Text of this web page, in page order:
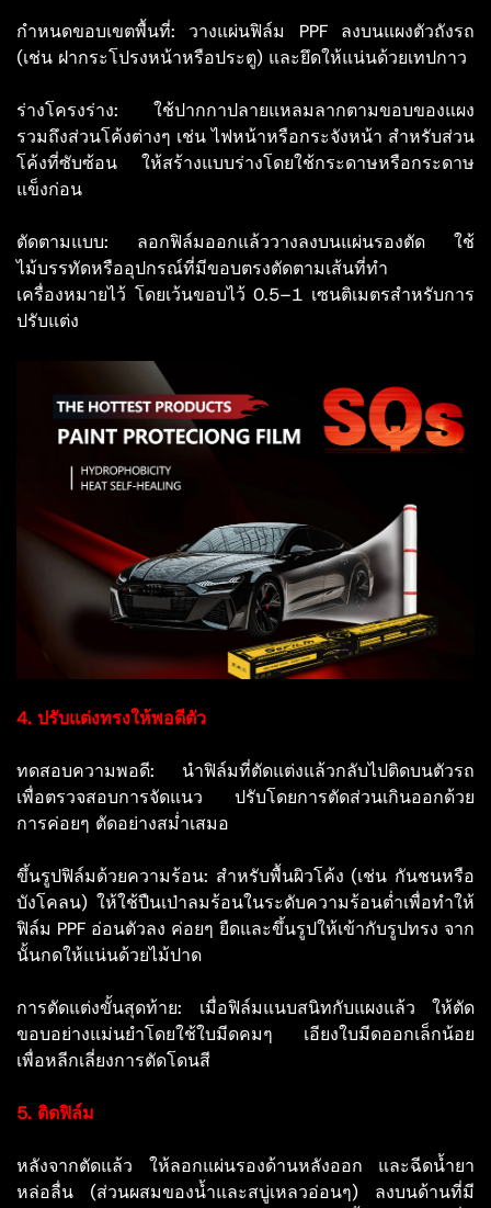
กำหนดขอบเขตพื้นที่: วางแผ่นฟิล์ม PPF ลงบนแผงตัวถังรถ
(เช่น ฝากระโปรงหน้าหรือประตู) และยึดให้แน่นด้วยเทปกาว
ร่างโครงร่าง: ใช้ปากกาปลายแหลมลากตามขอบของแผง
รวมถึงส่วนโค้งต่างๆ เช่น ไฟหน้าหรือกระจังหน้า สำหรับส่วน
โค้งที่ซับซ้อน ให้สร้างแบบร่างโดยใช้กระดาษหรือกระดาษ
แข็งก่อน
ตัดตามแบบ: ลอกฟิล์มออกแล้ววางลงบนแผ่นรองตัด ใช้
ไม้บรรทัดหรืออุปกรณ์ที่มีขอบตรงตัดตามเส้นที่ทำ
เครื่องหมายไว้ โดยเว้นขอบไว้ 0.5–1 เซนติเมตรสำหรับการ
ปรับแต่ง
4. ปรับแต่งทรงให้พอดีตัว
ทดสอบความพอดี: นำฟิล์มที่ตัดแต่งแล้วกลับไปติดบนตัวรถ
เพื่อตรวจสอบการจัดแนว ปรับโดยการตัดส่วนเกินออกด้วย
การค่อยๆ ตัดอย่างสม่ำเสมอ
ขึ้นรูปฟิล์มด้วยความร้อน: สำหรับพื้นผิวโค้ง (เช่น กันชนหรือ
บังโคลน) ให้ใช้ปืนเป่าลมร้อนในระดับความร้อนต่ำเพื่อทำให้
ฟิล์ม PPF อ่อนตัวลง ค่อยๆ ยืดและขึ้นรูปให้เข้ากับรูปทรง จาก
นั้นกดให้แน่นด้วยไม้ปาด
การตัดแต่งขั้นสุดท้าย: เมื่อฟิล์มแนบสนิทกับแผงแล้ว ให้ตัด
ขอบอย่างแม่นยำโดยใช้ใบมีดคมๆ เอียงใบมีดออกเล็กน้อย
เพื่อหลีกเลี่ยงการตัดโดนสี
5. ติดฟิล์ม
หลังจากตัดแล้ว ให้ลอกแผ่นรองด้านหลังออก และฉีดน้ำยา
หล่อลื่น (ส่วนผสมของน้ำและสบู่เหลวอ่อนๆ) ลงบนด้านที่มี